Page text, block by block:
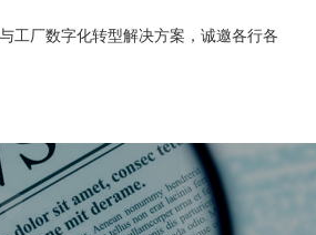
工厂数字化转型解决方案，诚邀各行各